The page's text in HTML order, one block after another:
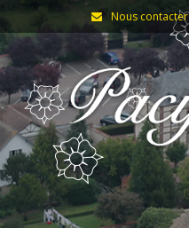
Gestion des traceurs
Nous contacter